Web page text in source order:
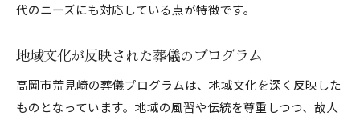
代のニーズにも対応している点が特徴です。
地域文化が反映された葬儀のプログラム
高岡市荒見崎の葬儀プログラムは、地域文化を深く反映した
ものとなっています。地域の風習や伝統を尊重しつつ、故人